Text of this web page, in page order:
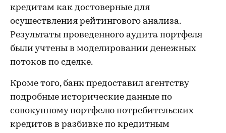
кредитам как достоверные для
осуществления рейтингового анализа.
Результаты проведенного аудита портфеля
были учтены в моделировании денежных
потоков по сделке.
Кроме того, банк предоставил агентству
подробные исторические данные по
совокупному портфелю потребительских
кредитов в разбивке по кредитным